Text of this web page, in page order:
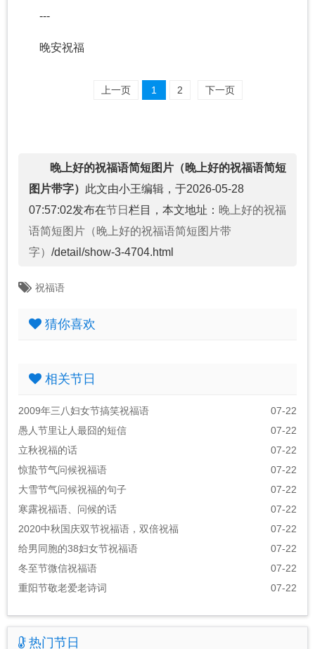
---
晚安祝福
上一页 1 2 下一页
晚上好的祝福语简短图片（晚上好的祝福语简短
图片带字） 此文由小王编辑，于2026-05-28
07:57:02发布在节日 栏目，本文地址： 晚上好的祝福
语简短图片（晚上好的祝福语简短图片带
字） /detail/show-3-4704.html
祝福语
猜你喜欢
相关节日
2009年三八妇女节搞笑祝福语
07-22
愚人节里让人最囧的短信
07-22
立秋祝福的话
07-22
惊蛰节气问候祝福语
07-22
大雪节气问候祝福的句子
07-22
寒露祝福语、问候的话
07-22
2020中秋国庆双节祝福语，双倍祝福
07-22
给男同胞的38妇女节祝福语
07-22
冬至节微信祝福语
07-22
重阳节敬老爱老诗词
07-22
热门节日